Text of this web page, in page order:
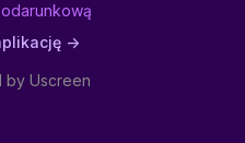
->
by Uscreen